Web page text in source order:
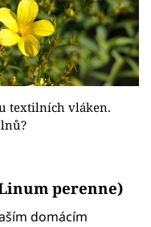
textilních vláken.
perenne)
domácím